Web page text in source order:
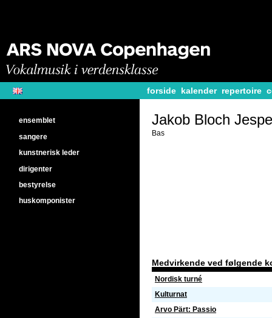
forside kalender repertoire
Jakob Bloch
Bas
Medvirkende ved følgende
Nordisk turné
Kulturnat
Arvo Pärt: Passio
ensemblet
sangere
kunstnerisk leder
dirigenter
bestyrelse
huskomponister